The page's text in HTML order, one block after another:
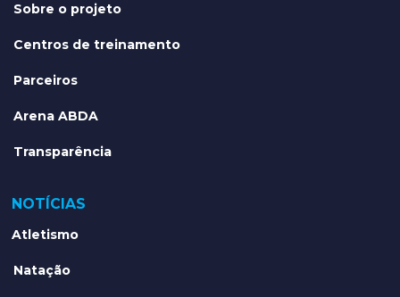
Sobre o projeto
Centros de treinamento
Parceiros
Arena ABDA
Transparência
NOTÍCIAS
Atletismo
Natação